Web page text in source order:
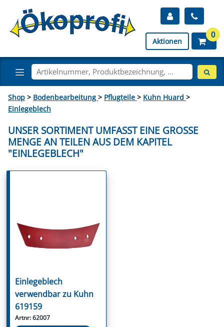
Aktionen
0
Shop > Bodenbearbeitung > Pflugteile > Kuhn Huard >
Einlegeblech
UNSER SORTIMENT UMFASST EINE GROSSE M
ENGE AN TEILEN AUS DEM KAPITEL "
EINLEGEBLECH"
Einlegeblech
verwendbar zu Kuhn
619159
Artnr: 62007